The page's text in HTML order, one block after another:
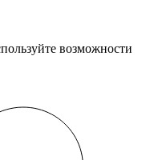
возможности